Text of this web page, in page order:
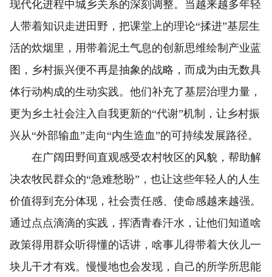
现代化进程中城乡关系的深刻调整。当越来越多年轻
人带着知识走进田野，把课堂上的理论“揉进”基层生
活的炊烟里，用带着泥土气息的创新思维绘制产业蓝
图，乡村振兴便不再是抽象的战略，而成为由无数具
体行动构成的生动实践。他们补充了基层治理力量，
更为乡土社会注入自我更新的“代谢”机制，让乡村振
兴从“外部输血”走向“内生造血”的可持续发展路径。
在广阔田野间直观感受农村牧区的风貌，帮助解
决农牧民群众的“急难愁盼”，也让这些年轻人的人生
价值得到充分体现，社会责任感、使命感越来越强。
通过点点滴滴的实践，挥洒青春汗水，让他们知道啥
政策得用群众听得懂的话讲，啥事儿得带着大伙儿一
块儿干才有戏。慢慢地也会发现，自己的所学所思能